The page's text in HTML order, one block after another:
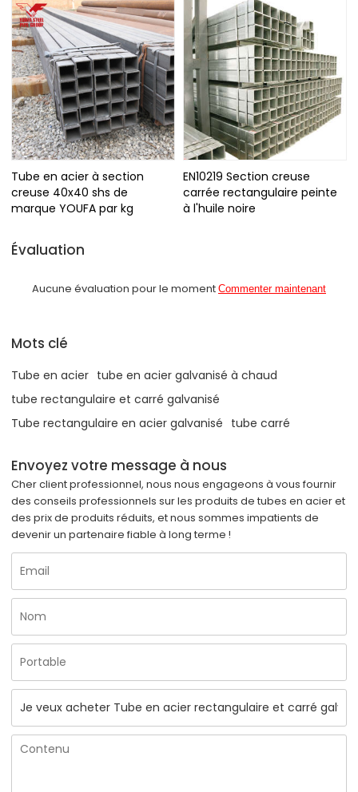
Tube en acier à section
creuse 40x40 shs de
marque YOUFA par kg
EN10219 Section creuse
carrée rectangulaire peinte
à l'huile noire
Évaluation
Aucune évaluation pour le moment Commenter maintenant
Mots clé
Tube en acier tube en acier galvanisé à chaud
tube rectangulaire et carré galvanisé
Tube rectangulaire en acier galvanisé tube carré
Envoyez votre message à nous
Cher client professionnel, nous nous engageons à vous fournir
des conseils professionnels sur les produits de tubes en acier et
des prix de produits réduits, et nous sommes impatients de
devenir un partenaire fiable à long terme !